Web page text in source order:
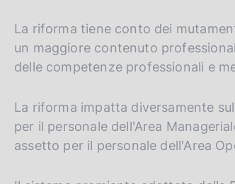
La riforma tiene conto dei
un maggiore contenuto
delle competenze professionali e
La riforma impatta diversamente
per il personale dell'Area
assetto per il personale dell'Area